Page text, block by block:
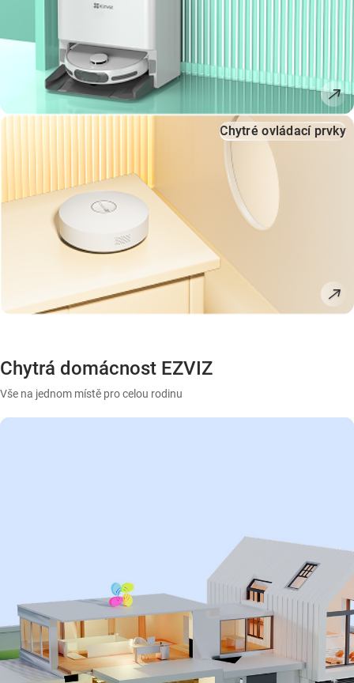
Chytré ovládací prvky
Chytrá domácnost EZVIZ
Vše na jednom místě pro celou rodinu